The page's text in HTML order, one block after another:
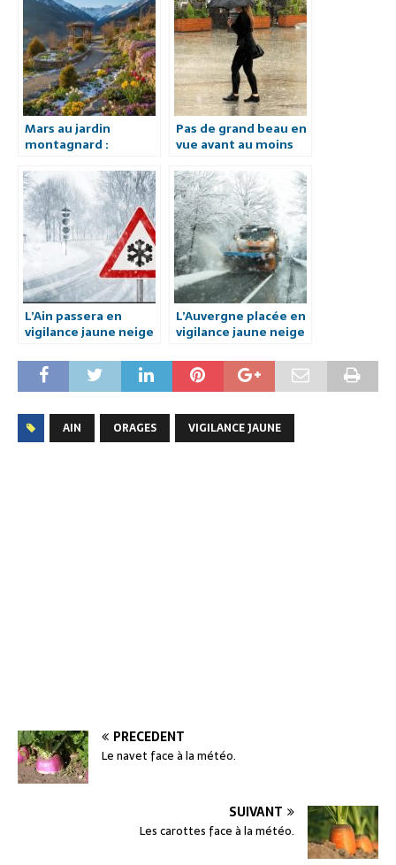
Mars au jardin
montagnard :
faire et de ceux à
éviter pour franchir
l’hiver et amorcer la
saison.
Pas de grand beau en
vue avant au moins
L’Ain passera en
vigilance jaune neige
lundi. 15 cm attendus
à partir de 800/900
m demain.
L’Auvergne placée en
vigilance jaune neige
AIN ORAGES VIGILANCE JAUNE
PRÉCÉDENT
Le navet face à la météo.
SUIVANT
Les carottes face à la météo.